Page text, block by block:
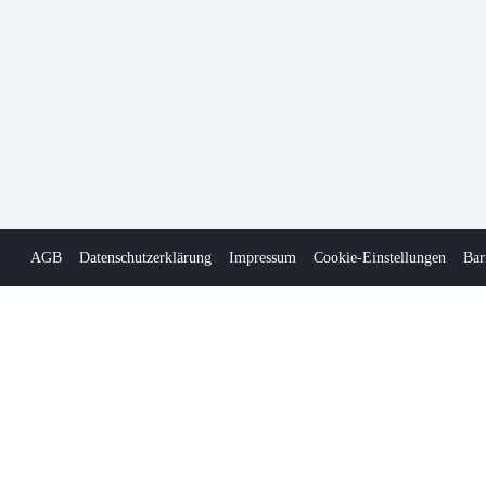
AGB Datenschutzerklärung Impressum Cookie-Einstellungen